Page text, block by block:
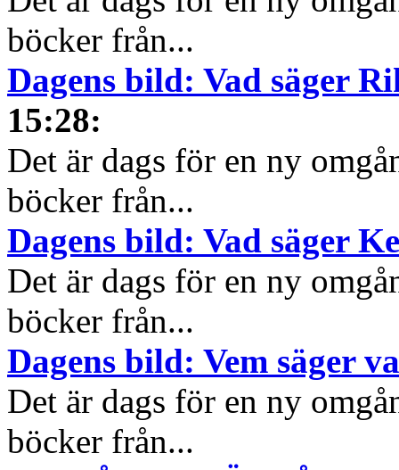
böcker från...
Dagens bild: Vad säger
15:28:
Det är dags för en ny
böcker från...
Dagens bild: Vad säger
Det är dags för en ny
böcker från...
Dagens bild: Vem säger
Det är dags för en ny
böcker från...